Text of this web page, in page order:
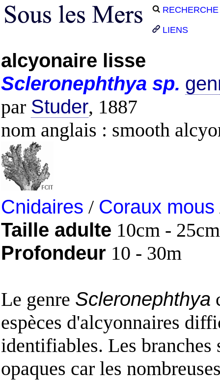
RECHERCHE
LIENS
alcyonaire lisse
Scleronephthya sp.
par Studer, 1887
nom anglais : smooth
Cnidaires / Coraux mous
Taille adulte 10cm - 25cm
Profondeur 10 - 30m
Le genre Scleronephthya
espèces d'alcyonnaires
identifiables. Les branches
opaques car les